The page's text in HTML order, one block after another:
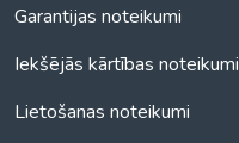
Garantijas noteikumi
Iekšējās kārtības noteikumi
Lietošanas noteikumi